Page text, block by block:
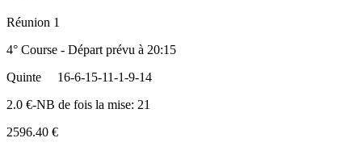
Réunion 1
4° Course - Départ prévu à 20:15
Quinte
16-6-15-11-1-9-14
2.0 €-NB de fois la mise: 21
2596.40 €